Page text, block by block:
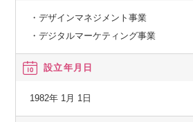
・デザインマネジメント事業
・デジタルマーケティング事業
設立年月日
1982年 1月 1日